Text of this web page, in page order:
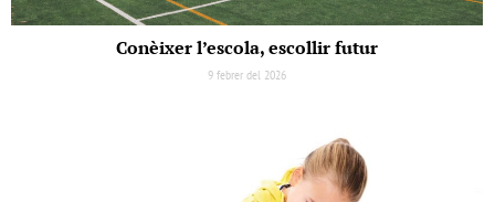
Conèixer l’escola, escollir futur
9 febrer del 2026